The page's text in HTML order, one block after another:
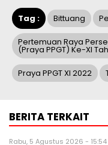
Tag : Bittuang
Pertemuan Raya
(Praya PPGT) Ke-XI
Praya PPGT XI 2022
BERITA TERKAIT
Rabu, 5 Agustus 2026 - 15:54